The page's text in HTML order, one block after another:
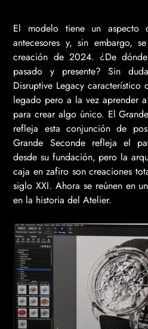
El modelo tiene un aspecto
antecesores y, sin embargo,
creación de 2024. ¿De
pasado y presente? Sin
Disruptive Legacy característico
legado pero a la vez aprender
para crear algo único. El
refleja esta conjunción de
Grande Seconde refleja el
desde su fundación, pero la
caja en zafiro son creaciones
siglo XXI. Ahora se reúnen en
en la historia del Atelier.